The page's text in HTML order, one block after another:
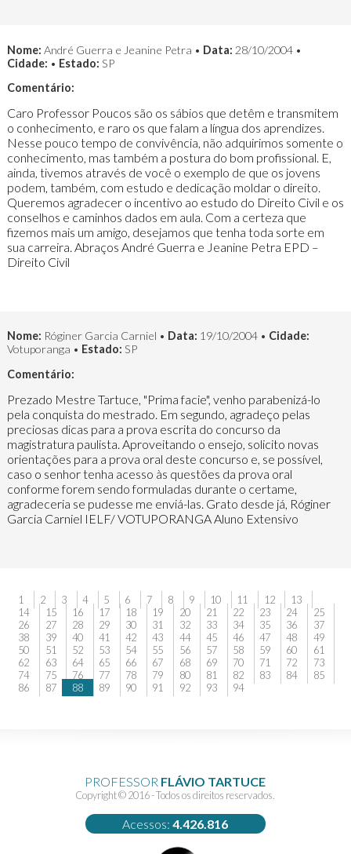
Nome: André Guerra e Jeanine Petra • Data: 28/10/2004 •
Cidade: • Estado: SP
Comentário:
Caro Professor Poucos são os sábios que detêm e transmitem
o conhecimento, e raro os que falam a língua dos aprendizes.
Nesse pouco tempo de convivência, não adquirimos somente o
conhecimento, mas também a postura do bom profissional. E,
ainda, tivemos através de você o exemplo de que os jovens
podem, também, com estudo e dedicação moldar o direito.
Queremos agradecer o incentivo ao estudo do Direito Civil e os
conselhos e caminhos dados em aula. Com a certeza que
fizemos mais um amigo, desejamos que tenha toda sorte em
sua carreira. Abraços André Guerra e Jeanine Petra EPD –
Direito Civil
Nome: Róginer Garcia Carniel • Data: 19/10/2004 • Cidade:
Votuporanga • Estado: SP
Comentário:
Prezado Mestre Tartuce, "Prima facie", venho parabenizá-lo
pela conquista do mestrado. Em segundo, agradeço pelas
preciosas dicas para a prova escrita do concurso da
magistratura paulista. Aproveitando o ensejo, solicito novas
orientações para a prova oral deste concurso e, se possível,
caso o senhor tenha acesso às questões da prova oral
conforme forem sendo formuladas durante o certame,
agradeceria se pudesse me enviá-las. Grato desde já, Róginer
Garcia Carniel IELF/ VOTUPORANGA Aluno Extensivo
1 2 3 4 5 6 7 8 9 10 11 12
13
14
15 16 17 18 19 20 21 22 23 24
25
26
27 28 29 30 31 32 33 34 35 36
37
38
39 40 41 42 43 44 45 46 47 48
49
50
51 52 53 54 55 56 57 58 59 60
61
62
63 64 65 66 67 68 69 70 71 72
73
74
75 76 77 78 79 80 81 82 83 84
85
86
87 88 89 90 91 92 93 94
PROFESSOR FLÁVIO TARTUCE
Copyright © 2016 - Todos os direitos reservados.
Acessos:4.426.816